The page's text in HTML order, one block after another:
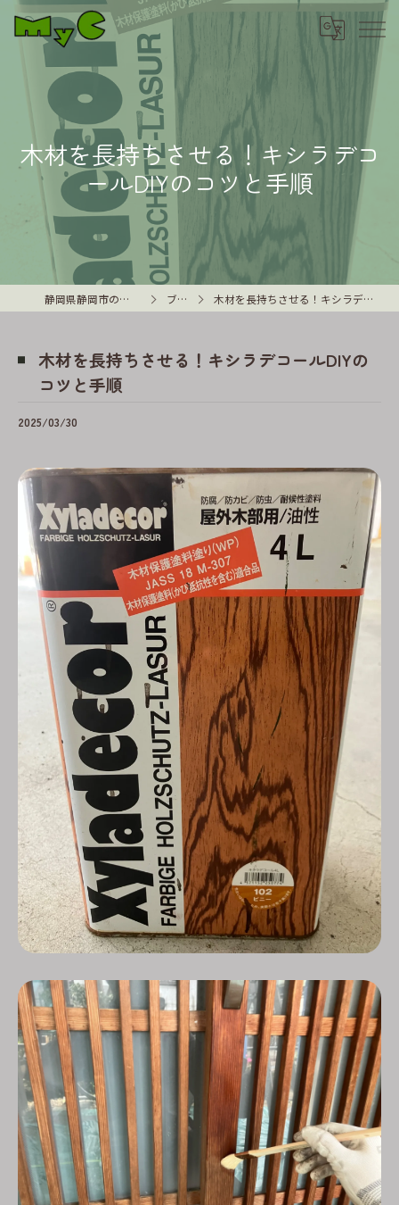
木材を長持ちさせる！キシラデコ
ールDIYのコツと手順
静岡県静岡市の外壁塗装はMyC ブログ 木材を長持ちさせる！キシラデコールDIYのコツと手順
木材を長持ちさせる！キシラデコールDIYの
コツと手順
2025/03/30